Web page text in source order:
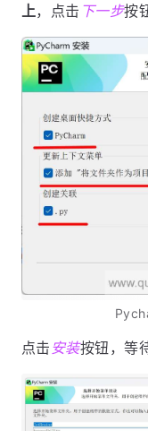
上，点击 下一步按
点击 安装按钮，等